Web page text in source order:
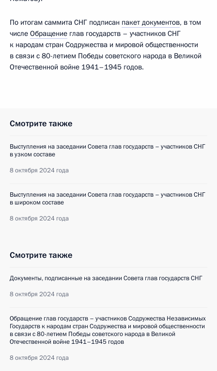
По итогам саммита СНГ подписан пакет документов, в том
числе Обращение глав государств – участников СНГ
к народам стран Содружества и мировой общественности
в связи с 80-летием Победы советского народа в Великой
Отечественной войне 1941–1945 годов.
Смотрите также
Выступления на заседании Совета глав государств – участников СНГ
в узком составе
8 октября 2024 года
Выступления на заседании Совета глав государств – участников СНГ
в широком составе
8 октября 2024 года
Смотрите также
Документы, подписанные на заседании Совета глав государств СНГ
8 октября 2024 года
Обращение глав государств – участников Содружества Независимых
Государств к народам стран Содружества и мировой общественности
в связи с 80-летием Победы советского народа в Великой
Отечественной войне 1941–1945 годов
8 октября 2024 года